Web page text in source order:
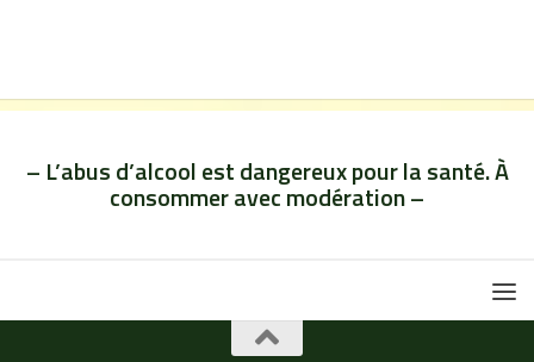
– L’abus d’alcool est dangereux pour la santé. À
consommer avec modération –